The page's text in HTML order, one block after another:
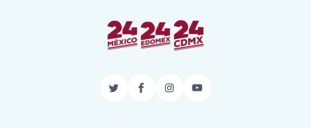
TwitterFacebook
InstagramYouTube